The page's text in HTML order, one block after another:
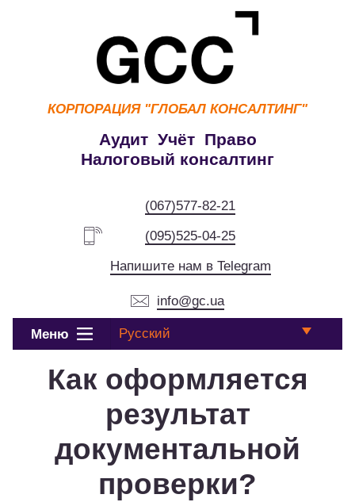
КОРПОРАЦИЯ "ГЛОБАЛ КОНСАЛТИНГ"
Аудит Учёт Право
Налоговый консалтинг
(067)577-82-21
(095)525-04-25
Напишите нам в Telegram
info@gc.ua
Меню Русский
Как оформляется
результат
документальной
проверки?